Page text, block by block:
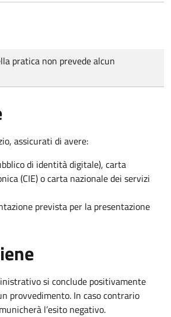
pratica non prevede alcun
assicurati di avere:
di identità digitale), carta
(CIE) o carta nazionale dei servizi
prevista per la presentazione
si conclude positivamente
provvedimento. In caso contrario
l’esito negativo.